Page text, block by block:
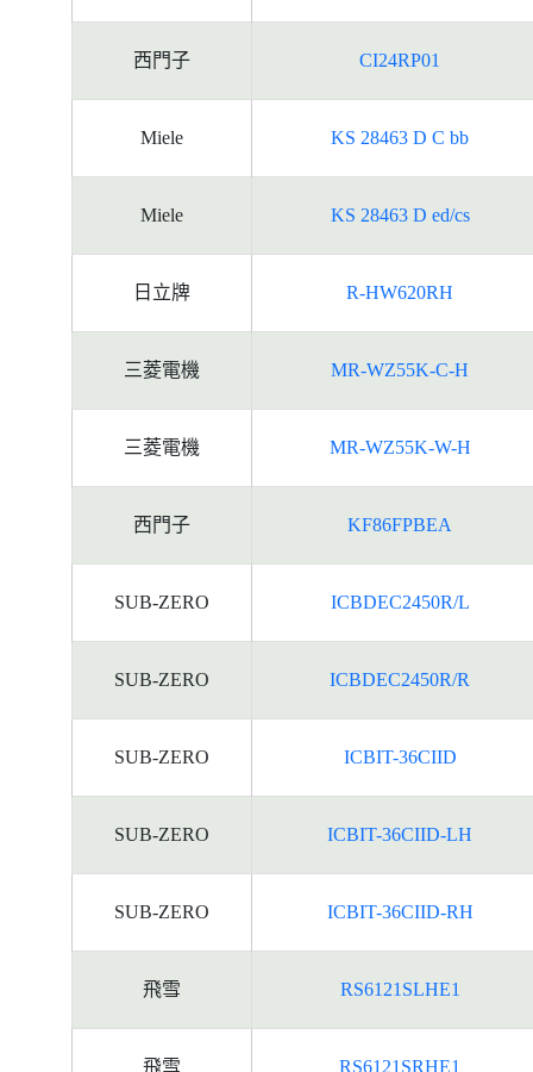
西門子 CI24RP01
Miele KS 28463 D C bb
Miele KS 28463 D ed/cs
日立牌 R-HW620RH
三菱電機 MR-WZ55K-C-H
三菱電機 MR-WZ55K-W-H
西門子 KF86FPBEA
SUB-ZERO ICBDEC2450R/L
SUB-ZERO ICBDEC2450R/R
SUB-ZERO ICBIT-36CIID
SUB-ZERO ICBIT-36CIID-LH
SUB-ZERO ICBIT-36CIID-RH
飛雪 RS6121SLHE1
飛雪 RS6121SRHE1